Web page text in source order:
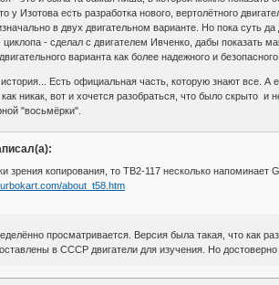
у Изотова есть разработка нового, вертолётного
в двух двигательном варианте. Но пока суть
- сделал с двигателем Ивченко, дабы показать
варианта как более надежного и безопасного.
Есть официальная часть, которую знают все. А
как никак, вот и хочется разобраться, что было скрыто
"восьмёрки".
зрения копирования, то ТВ2-117 несколько напоминает
about_t58.htm
просматривается. Версия была такая, что как
в СССР двигатели для изучения. Но достоверно